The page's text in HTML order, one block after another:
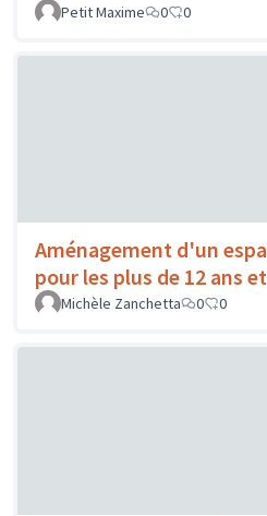
Petit Maxime 0 0
Aménagement d'un
pour les plus de 12 ans
Michèle Zanchetta
0 0